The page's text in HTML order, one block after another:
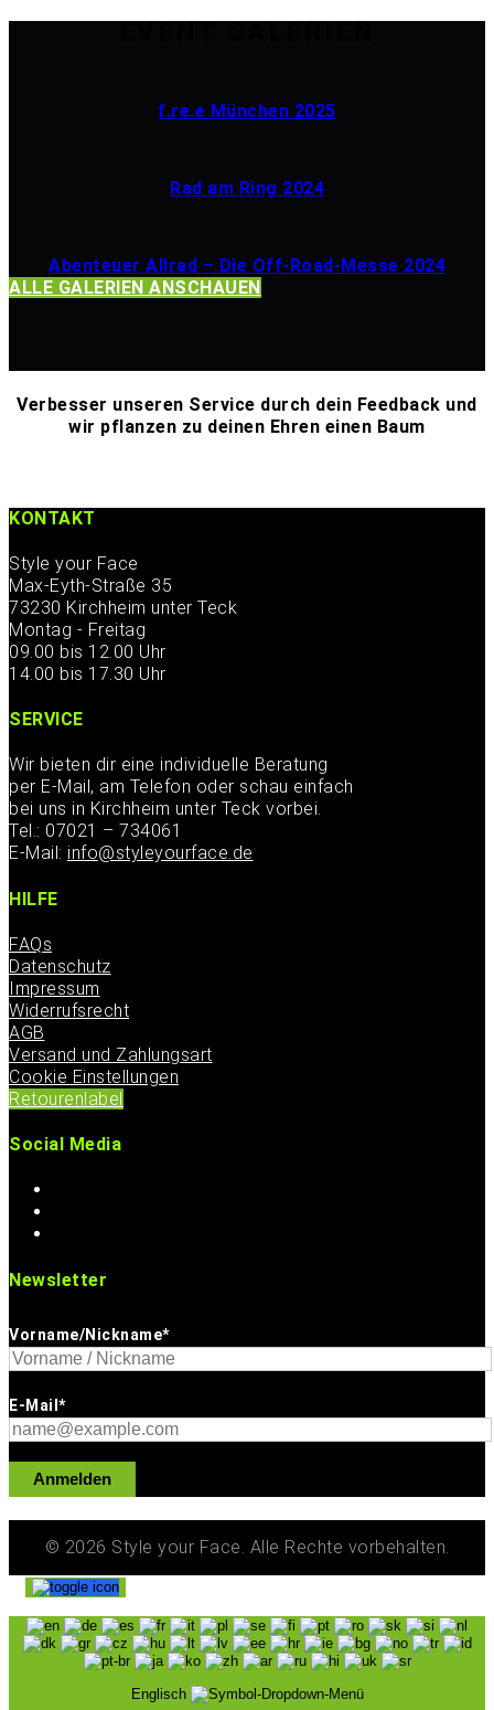
EVENT GALERIEN
f.re.e München 2025
Rad am Ring 2024
Abenteuer Allrad – Die Off-Road-Messe 2024
ALLE GALERIEN ANSCHAUEN
Verbesser unseren Service durch dein Feedback und
wir pflanzen zu deinen Ehren einen Baum
KONTAKT
Style your Face
Max-Eyth-Straße 35
73230 Kirchheim unter Teck
Montag - Freitag
09.00 bis 12.00 Uhr
14.00 bis 17.30 Uhr
SERVICE
Wir bieten dir eine individuelle Beratung
per E-Mail, am Telefon oder schau einfach
bei uns in Kirchheim unter Teck vorbei.
Tel.: 07021 – 734061
E-Mail: info@styleyourface.de
HILFE
FAQs
Datenschutz
Impressum
Widerrufsrecht
AGB
Versand und Zahlungsart
Cookie Einstellungen
Retourenlabel
Social Media
Newsletter
Vorname/Nickname*
E-Mail*
Anmelden
© 2026 Style your Face. Alle Rechte vorbehalten.
Englisch